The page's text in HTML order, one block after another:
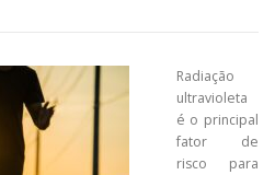
Radiação
ultravioleta
é o principal
fator de
risco para